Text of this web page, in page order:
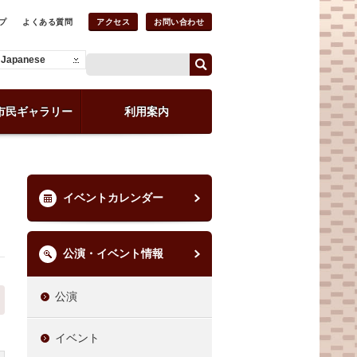
よくある質問 アクセス お問い合わせ
Japanese
民ギャラリー 利用案内
イベントカレンダー
公演・イベント情報
公演
イベント